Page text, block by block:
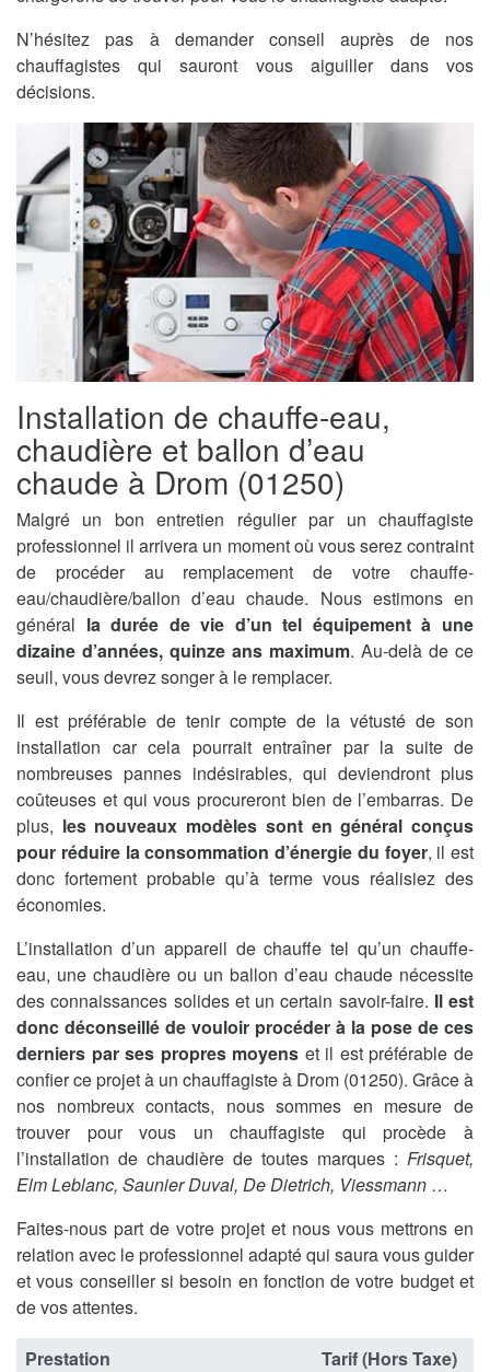
N’hésitez pas à demander conseil auprès de nos
chauffagistes qui sauront vous aiguiller dans vos
décisions.
Installation de chauffe-eau,
chaudière et ballon d’eau
chaude à Drom (01250)
Malgré un bon entretien régulier par un chauffagiste
professionnel il arrivera un moment où vous serez contraint
de procéder au remplacement de votre chauffe-
eau/chaudière/ballon d’eau chaude. Nous estimons en
général la durée de vie d’un tel équipement à une
dizaine d’années, quinze ans maximum. Au-delà de ce
seuil, vous devrez songer à le remplacer.
Il est préférable de tenir compte de la vétusté de son
installation car cela pourrait entraîner par la suite de
nombreuses pannes indésirables, qui deviendront plus
coûteuses et qui vous procureront bien de l’embarras. De
plus, les nouveaux modèles sont en général conçus
pour réduire la consommation d’énergie du foyer, il est
donc fortement probable qu’à terme vous réalisiez des
économies.
L’installation d’un appareil de chauffe tel qu’un chauffe-
eau, une chaudière ou un ballon d’eau chaude nécessite
des connaissances solides et un certain savoir-faire. Il est
donc déconseillé de vouloir procéder à la pose de ces
derniers par ses propres moyens et il est préférable de
confier ce projet à un chauffagiste à Drom (01250). Grâce à
nos nombreux contacts, nous sommes en mesure de
trouver pour vous un chauffagiste qui procède à
l’installation de chaudière de toutes marques : Frisquet,
Elm Leblanc, Saunier Duval, De Dietrich, Viessmann …
Faites-nous part de votre projet et nous vous mettrons en
relation avec le professionnel adapté qui saura vous guider
et vous conseiller si besoin en fonction de votre budget et
de vos attentes.
Prestation
Tarif (Hors Taxe)